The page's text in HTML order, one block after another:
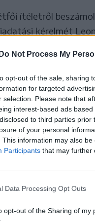
Do Not Process My
opt-out of the sale, sharing
for targeted
selection. Please note that
interest-based ads
to third parties
of your personal
This information may also
Participants that may further
Data Processing Opt Outs
opt-out of the Sharing of my
ítéletről
kérelmét
„borzalmas”
politikai
és az